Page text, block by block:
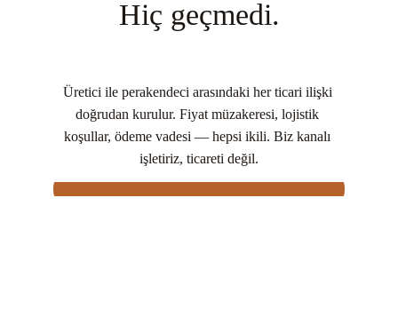
Hiç geçmedi.
Üretici ile perakendeci arasındaki her ticari ilişki
doğrudan kurulur. Fiyat müzakeresi, lojistik
koşullar, ödeme vadesi — hepsi ikili. Biz kanalı
işletiriz, ticareti değil.